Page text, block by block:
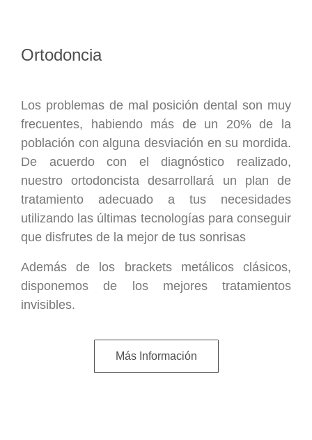
Ortodoncia
Los problemas de mal posición dental son muy
frecuentes, habiendo más de un 20% de la
población con alguna desviación en su mordida.
De acuerdo con el diagnóstico realizado,
nuestro ortodoncista desarrollará un plan de
tratamiento adecuado a tus necesidades
utilizando las últimas tecnologías para conseguir
que disfrutes de la mejor de tus sonrisas
Además de los brackets metálicos clásicos,
disponemos de los mejores tratamientos
invisibles.
Más Información